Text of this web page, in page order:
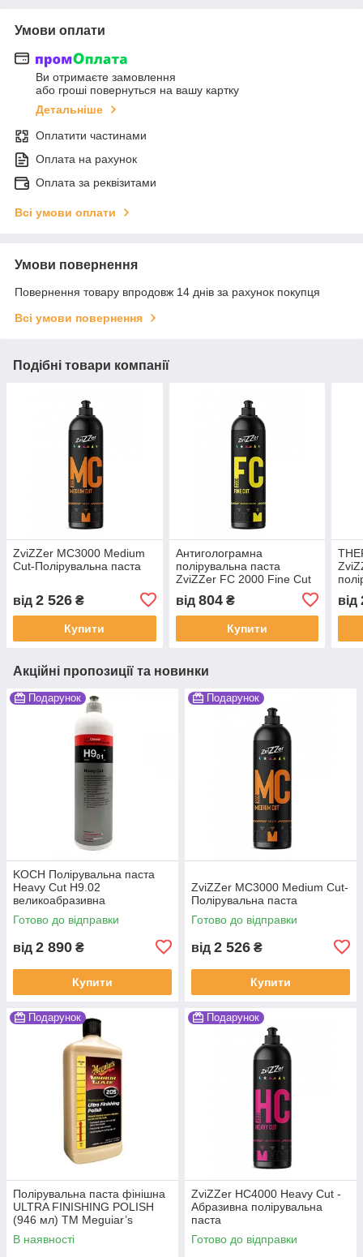
Умови оплати
Ви отримаєте замовлення
або гроші повернуться на вашу картку
Детальніше
Оплатити частинами
Оплата на рахунок
Оплата за реквізитами
Всі умови оплати
Умови повернення
Повернення товару впродовж 14 днів за рахунок покупця
Всі умови повернення
Подібні товари компанії
ZviZZer MC3000 Medium
Cut-Полірувальна паста
від 2 526 ₴
Купити
Антиголограмна
полірувальна паста
ZviZZer FC 2000 Fine Cut
від 804₴
Купити
від
Акційні пропозиції та новинки
Подарунок
KOCH Полірувальна паста
Heavy Cut H9.02
великоабразивна
Готово до відправки
від 2 890 ₴
Купити
Подарунок
ZviZZer MC3000 Medium Cut-
Полірувальна паста
Готово до відправки
від 2 526 ₴
Купити
Подарунок
Полірувальна паста фінішна
ULTRA FINISHING POLISH
(946 мл) ТМ Meguiar’s
В наявності
Подарунок
ZviZZer HC4000 Heavy Cut -
Абразивна полірувальна
паста
Готово до відправки